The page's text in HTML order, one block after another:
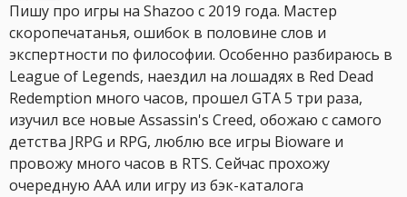
Пишу про игры на Shazoo с 2019 года. Мастер
скоропечатанья, ошибок в половине слов и
экспертности по философии. Особенно разбираюсь в
League of Legends, наездил на лошадях в Red Dead
Redemption много часов, прошел GTA 5 три раза,
изучил все новые Assassin's Creed, обожаю с самого
детства JRPG и RPG, люблю все игры Bioware и
провожу много часов в RTS. Сейчас прохожу
очередную AAA или игру из бэк-каталога